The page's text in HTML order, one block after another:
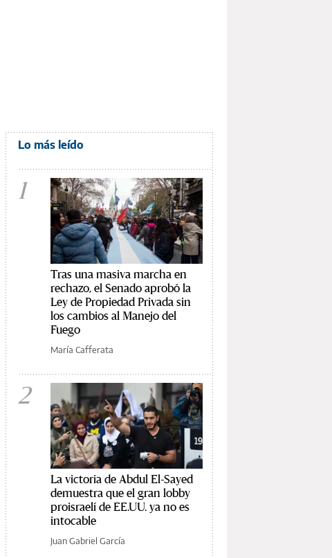
Lo más leído
1
Tras una masiva marcha en
rechazo, el Senado aprobó la
Ley de Propiedad Privada sin
los cambios al Manejo del
Fuego
María Cafferata
2
La victoria de Abdul El-Sayed
demuestra que el gran lobby
proisraelí de EE.UU. ya no es
intocable
Juan Gabriel García